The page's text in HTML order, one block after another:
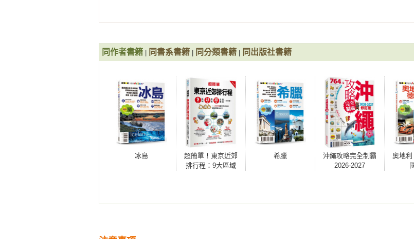
同作者書籍 同書系書籍 同分類書籍 同出版社書籍
冰島
超簡單！東京近郊
排行程：9大區域
玩家都能輕鬆自由
希臘
沖繩攻略完全制霸
2026-2027
奧地